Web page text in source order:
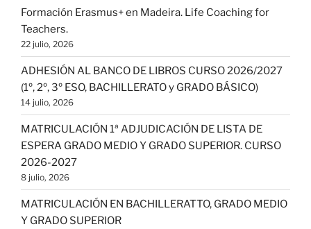
Formación Erasmus+ en Madeira. Life Coaching for
Teachers.
22 julio, 2026
ADHESIÓN AL BANCO DE LIBROS CURSO 2026/2027
(1º, 2º, 3º ESO, BACHILLERATO y GRADO BÁSICO)
14 julio, 2026
MATRICULACIÓN 1ª ADJUDICACIÓN DE LISTA DE
ESPERA GRADO MEDIO Y GRADO SUPERIOR. CURSO
2026-2027
8 julio, 2026
MATRICULACIÓN EN BACHILLERATTO, GRADO MEDIO
Y GRADO SUPERIOR